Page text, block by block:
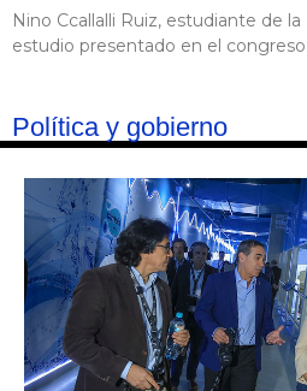
Nino Ccallalli Ruiz, estudiante de
estudio presentado en el congreso
Política y gobierno​